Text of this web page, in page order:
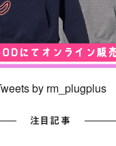
by rm_plugplus
注目記事